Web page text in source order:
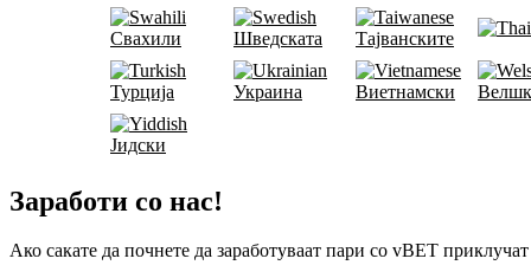
Свахили Шведската Тајванските
Турција Украина Виетнамски
Јидски
Заработи со нас!
Ако сакате да почнете да заработуваат пари со vBET